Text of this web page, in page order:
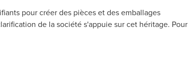
pour créer des pièces et des emballages
de la société s'appuie sur cet héritage. Pour